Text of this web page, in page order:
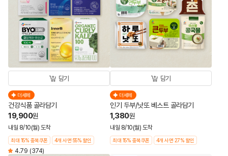
담기
더세페
건강식품 골라담기
19,900원
내일 8/10(월) 도착
최대 15% 중복쿠폰 4개 사면 55% 할인
4.79 (374)
담기
더세페
인기 두부/낫또 베스트 골라담기
1,380원
내일 8/10(월) 도착
최대 15% 중복쿠폰 4개 사면 27% 할인